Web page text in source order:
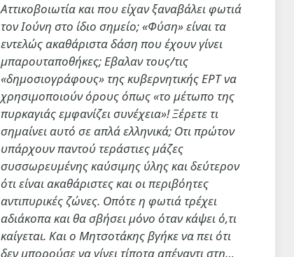
Αττικοβοιωτία και που είχαν ξαναβάλει φωτιά
τον Ιούνη στο ίδιο σημείο; «Φύση» είναι τα
εντελώς ακαθάριστα δάση που έχουν γίνει
μπαρουταποθήκες; Εβαλαν τους/τις
«δημοσιογράφους» της κυβερνητικής ΕΡΤ να
χρησιμοποιούν όρους όπως «το μέτωπο της
πυρκαγιάς εμφανίζει συνέχεια»! Ξέρετε τι
σημαίνει αυτό σε απλά ελληνικά; Οτι πρώτον
υπάρχουν παντού τεράστιες μάζες
συσσωρευμένης καύσιμης ύλης και δεύτερον
ότι είναι ακαθάριστες και οι περιβόητες
αντιπυρικές ζώνες. Οπότε η φωτιά τρέχει
αδιάκοπα και θα σβήσει μόνο όταν κάψει ό,τι
καίγεται. Και ο Μητσοτάκης βγήκε να πει ότι
δεν μπορούσε να γίνει τίποτα απέναντι στη…